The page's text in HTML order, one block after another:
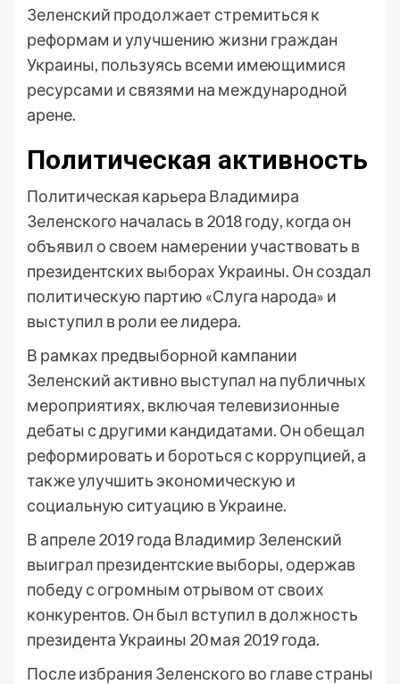
Зеленский продолжает стремиться к
реформам и улучшению жизни граждан
Украины, пользуясь всеми имеющимися
ресурсами и связями на международной
арене.
Политическая активность
Политическая карьера Владимира
Зеленского началась в 2018 году, когда он
объявил о своем намерении участвовать в
президентских выборах Украины. Он создал
политическую партию «Слуга народа» и
выступил в роли ее лидера.
В рамках предвыборной кампании
Зеленский активно выступал на публичных
мероприятиях, включая телевизионные
дебаты с другими кандидатами. Он обещал
реформировать и бороться с коррупцией, а
также улучшить экономическую и
социальную ситуацию в Украине.
В апреле 2019 года Владимир Зеленский
выиграл президентские выборы, одержав
победу с огромным отрывом от своих
конкурентов. Он был вступил в должность
президента Украины 20 мая 2019 года.
После избрания Зеленского во главе страны